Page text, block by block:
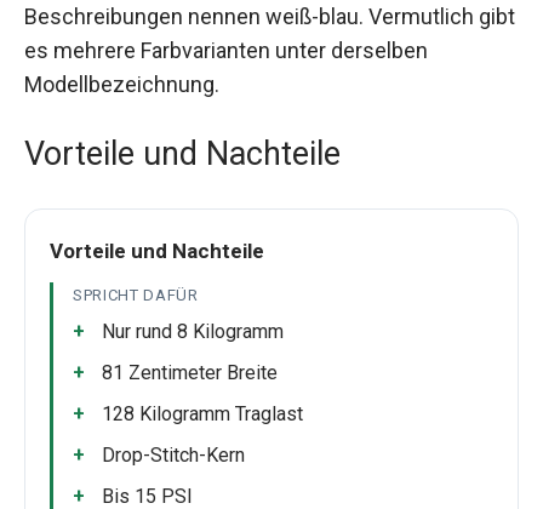
Beschreibungen nennen weiß-blau. Vermutlich gibt
es mehrere Farbvarianten unter derselben
Modellbezeichnung.
Vorteile und Nachteile
Vorteile und Nachteile
SPRICHT DAFÜR
Nur rund 8 Kilogramm
81 Zentimeter Breite
128 Kilogramm Traglast
Drop-Stitch-Kern
Bis 15 PSI